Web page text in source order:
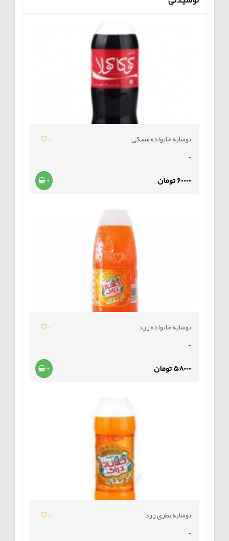
نوشابه خانواده مشکی
0
-
60000 تومان +
نوشابه خانواده زرد
0
-
58000 تومان +
نوشابه بطری زرد
0
-